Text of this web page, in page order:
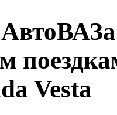
Vesta